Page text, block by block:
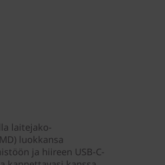
laitejako-
luokkansa
ja hiireen USB-C-